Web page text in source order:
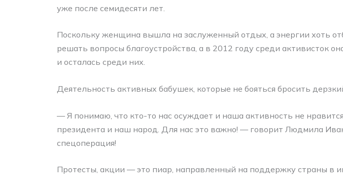
уже после семидесяти лет.
Поскольку женщина вышла на заслуженный отдых, а энергии хоть
решать вопросы благоустройства, а в 2012 году среди активисток
и осталась среди них.
Деятельность активных бабушек, которые не бояться бросить
— Я понимаю, что кто-то нас осуждает и наша активность не
президента и наш народ. Для нас это важно! — говорит Людмила
спецоперация!
Протесты, акции — это пиар, направленный на поддержку страны в